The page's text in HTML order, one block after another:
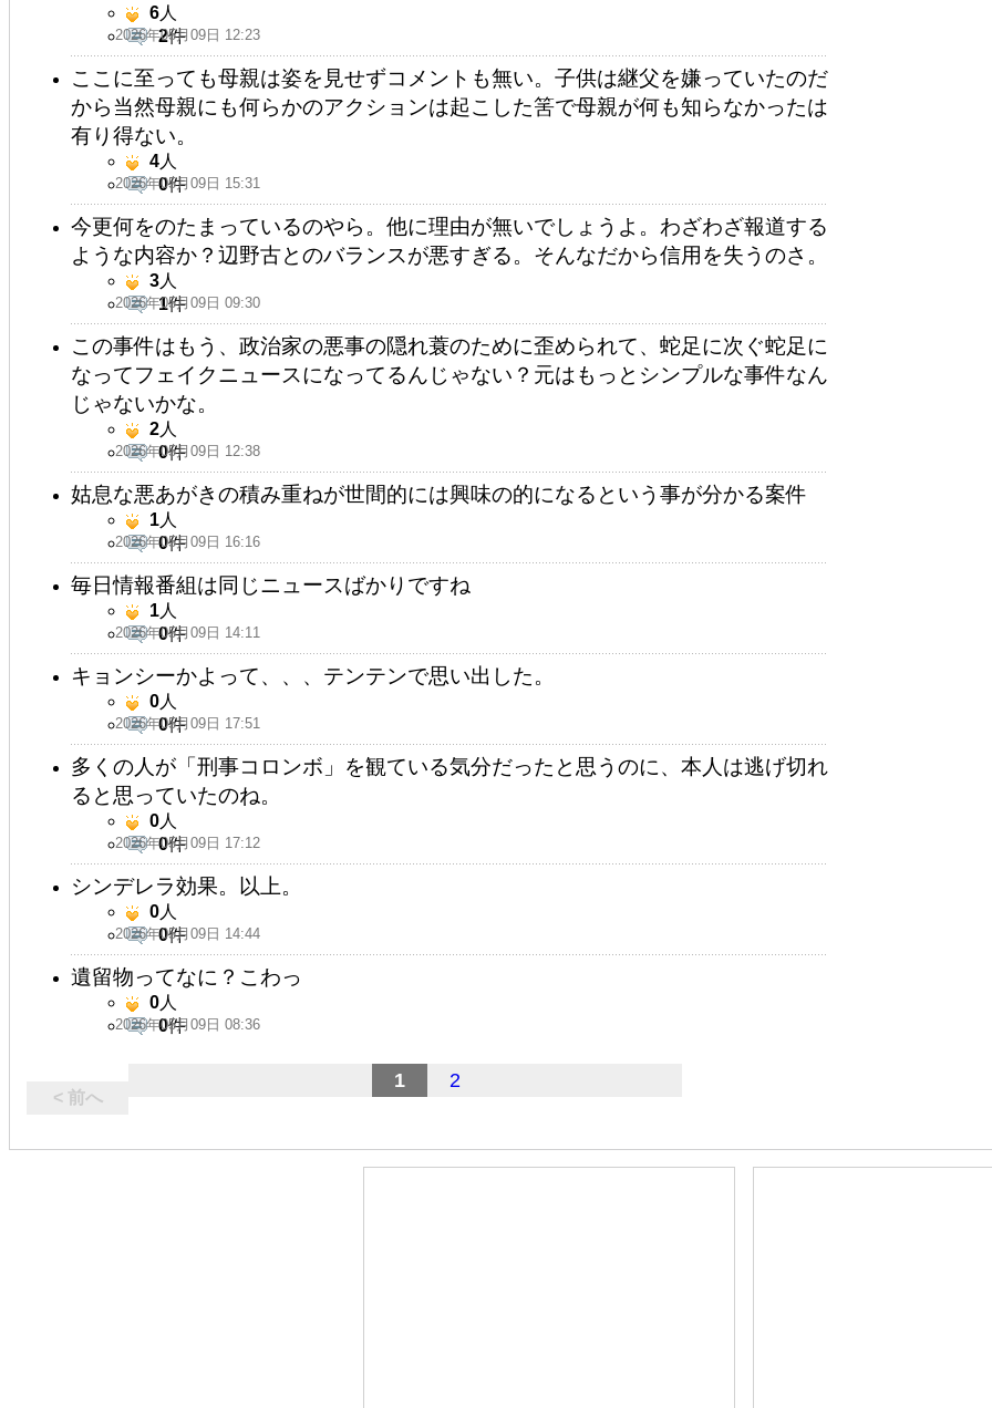
2026年05月09日 12:23
6人
2件
ここに至っても母親は姿を見せずコメントも無い。子供は継父を嫌っていたのだ
から当然母親にも何らかのアクションは起こした筈で母親が何も知らなかったは
有り得ない。
2026年05月09日 15:31
4人
0件
今更何をのたまっているのやら。他に理由が無いでしょうよ。わざわざ報道する
ような内容か？辺野古とのバランスが悪すぎる。そんなだから信用を失うのさ。
2026年05月09日 09:30
3人
1件
この事件はもう、政治家の悪事の隠れ蓑のために歪められて、蛇足に次ぐ蛇足に
なってフェイクニュースになってるんじゃない？元はもっとシンプルな事件なん
じゃないかな。
2026年05月09日 12:38
2人
0件
姑息な悪あがきの積み重ねが世間的には興味の的になるという事が分かる案件
2026年05月09日 16:16
1人
0件
毎日情報番組は同じニュースばかりですね
2026年05月09日 14:11
1人
0件
キョンシーかよって、、、テンテンで思い出した。
2026年05月09日 17:51
0人
0件
多くの人が「刑事コロンボ」を観ている気分だったと思うのに、本人は逃げ切れ
ると思っていたのね。
2026年05月09日 17:12
0人
0件
シンデレラ効果。以上。
2026年05月09日 14:44
0人
0件
遺留物ってなに？こわっ
2026年05月09日 08:36
0人
0件
< 前へ
1 2